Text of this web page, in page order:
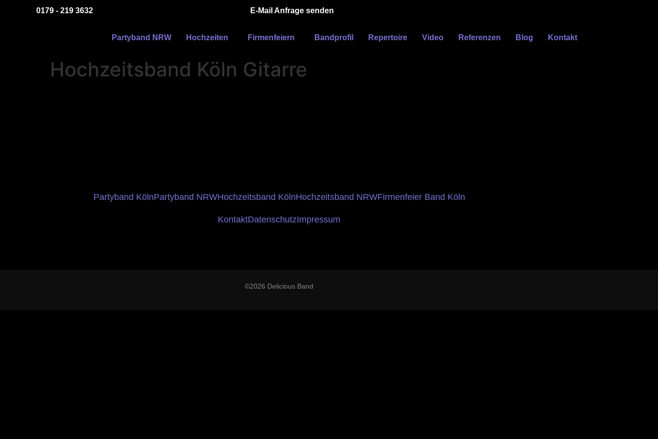
0179 - 219 3632 E-Mail Anfrage senden
Partyband NRW Hochzeiten Firmenfeiern Bandprofil Repertoire Video Referenzen Blog Kontakt
Hochzeitsband Köln Gitarre
Partyband KölnPartyband NRWHochzeitsband KölnHochzeitsband NRWFirmenfeier Band Köln
KontaktDatenschutzImpressum
©2026 Delicious Band